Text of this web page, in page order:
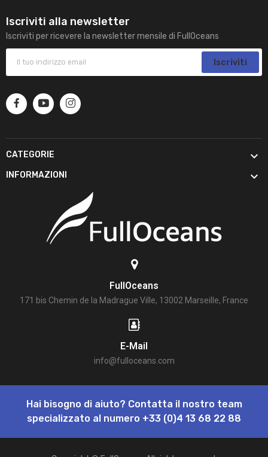
Iscriviti alla newsletter
Iscriviti per ricevere la newsletter mensile di FullOceans
Iscriviti
CATEGORIE 
INFORMAZIONI 
FullOceans
171 bis Chemin de la Madrague Ville, 13002 Marseille, France
E-Mail
info@fulloceans.com
Hai bisogno di aiuto? Contatta il nostro team
specializzato al numero +33 (0)4 13 68 22 88